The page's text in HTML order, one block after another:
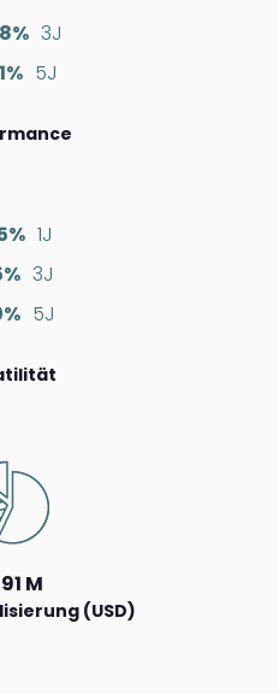
3J
5J
1J
3J
5J
M
(USD)